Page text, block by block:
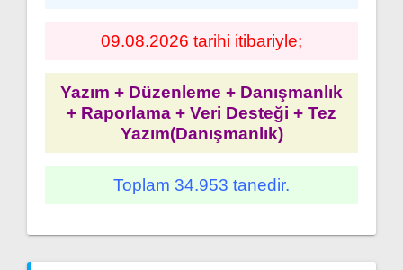
09.08.2026 tarihi itibariyle;
Yazım + Düzenleme + Danışmanlık
+ Raporlama + Veri Desteği + Tez
Yazım(Danışmanlık)
Toplam 34.953 tanedir.